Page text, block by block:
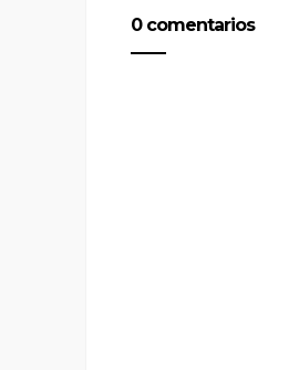
0 comentarios